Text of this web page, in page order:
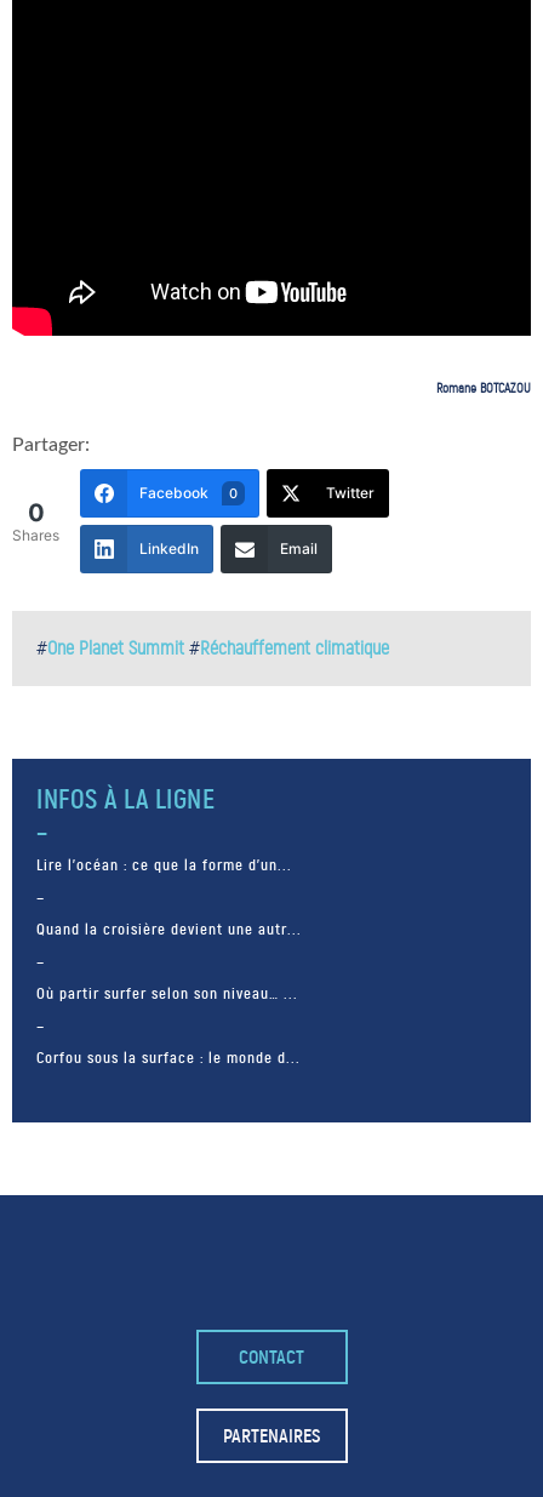
Romane BOTCAZOU
Partager:
0
Shares
Facebook 0 Twitter
LinkedIn Email
#One Planet Summit #Réchauffement climatique
INFOS À LA LIGNE
Lire l’océan : ce que la forme d’un...
Quand la croisière devient une autr...
Où partir surfer selon son niveau… ...
Corfou sous la surface : le monde d...
– FACEBOOK –
POUR LIKER
TA MER
CONTACT
PARTENAIRES